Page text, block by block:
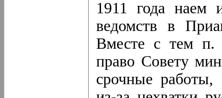
1911 года наем
ведомств в
Вместе с тем п.
право Совету
срочные работы,